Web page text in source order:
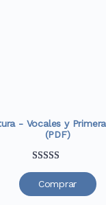
- Vocales y
(PDF)
Valorado
con4.79de
39
Comprar